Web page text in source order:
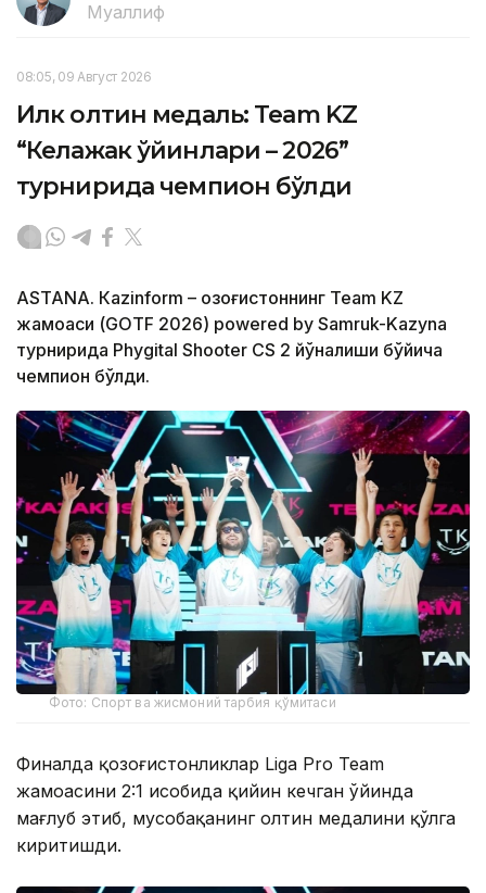
Муаллиф
08:05, 09 Август 2026
Илк олтин медаль: Team KZ
“Келажак ўйинлари – 2026”
турнирида чемпион бўлди
ASTANА. Кazinform – Қозоғистоннинг Team KZ
жамоаси (GOTF 2026) powered by Samruk-Kazyna
турнирида Phygital Shooter CS 2 йўналиши бўйича
чемпион бўлди.
Фото: Спорт ва жисмоний тарбия қўмитаси
Финалда қозоғистонликлар Liga Pro Team
жамоасини 2:1 ҳисобида қийин кечган ўйинда
мағлуб этиб, мусобақанинг олтин медалини қўлга
киритишди.